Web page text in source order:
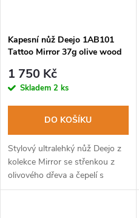
Kapesní nůž Deejo 1AB101
Tattoo Mirror 37g olive wood
1 750 Kč
Skladem 2 ks
DO KOŠÍKU
Stylový ultralehký nůž Deejo z
kolekce Mirror se střenkou z
olivového dřeva a čepelí s
vysokým leskem a tetováním